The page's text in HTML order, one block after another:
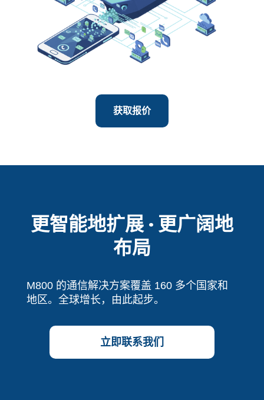
获取报价
更智能地扩展 · 更广阔地
布局
M800 的通信解决方案覆盖 160 多个国家和
地区。全球增长，由此起步。
立即联系我们